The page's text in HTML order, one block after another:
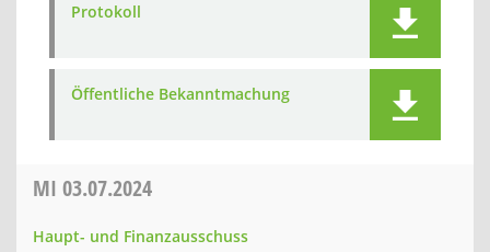
Protokoll
Öffentliche Bekanntmachung
MI 03.07.2024
Haupt- und Finanzausschuss